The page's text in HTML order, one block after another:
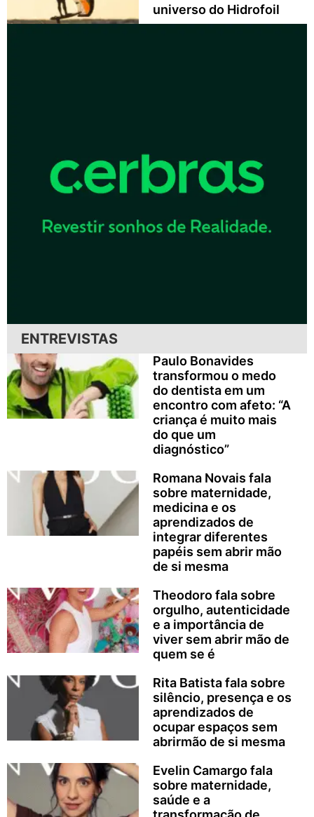
universo do Hidrofoil
ENTREVISTAS
Paulo Bonavides
transformou o medo
do dentista em um
encontro com afeto: “A
criança é muito mais
do que um
diagnóstico”
Romana Novais fala
sobre maternidade,
medicina e os
aprendizados de
integrar diferentes
papéis sem abrir mão
de si mesma
Theodoro fala sobre
orgulho, autenticidade
e a importância de
viver sem abrir mão de
quem se é
Rita Batista fala sobre
silêncio, presença e os
aprendizados de
ocupar espaços sem
abrirmão de si mesma
Evelin Camargo fala
sobre maternidade,
saúde e a